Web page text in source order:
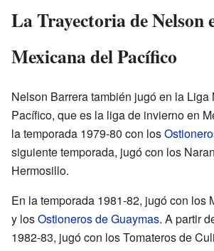
La Trayectoria de Nelson
Mexicana del Pacífico
Nelson Barrera también jugó en la Liga
Pacífico, que es la liga de invierno en
la temporada 1979-80 con los
siguiente temporada, jugó con los
Hermosillo.
En la temporada 1981-82, jugó con los
y losOstioneros de Guaymas. A partir
1982-83, jugó con los Tomateros de